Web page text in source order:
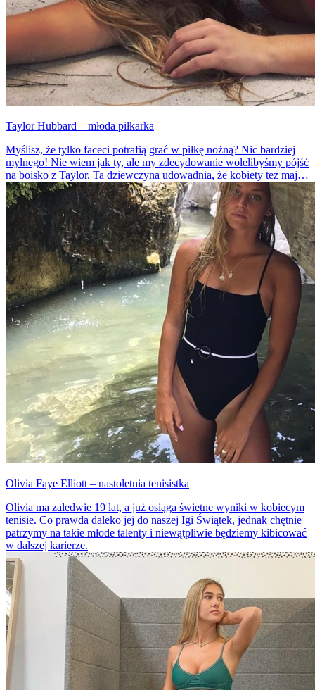
Taylor Hubbard – młoda piłkarka
Myślisz, że tylko faceci potrafią grać w piłkę nożną? Nic bardziej
mylnego! Nie wiem jak ty, ale my zdecydowanie wolelibyśmy pójść
na boisko z Taylor. Ta dziewczyna udowadnia, że kobiety też mają
szanse w tym sporcie.
Olivia Faye Elliott – nastoletnia tenisistka
Olivia ma zaledwie 19 lat, a już osiąga świetne wyniki w kobiecym
tenisie. Co prawda daleko jej do naszej Igi Świątek, jednak chętnie
patrzymy na takie młode talenty i niewątpliwie będziemy kibicować
w dalszej karierze.